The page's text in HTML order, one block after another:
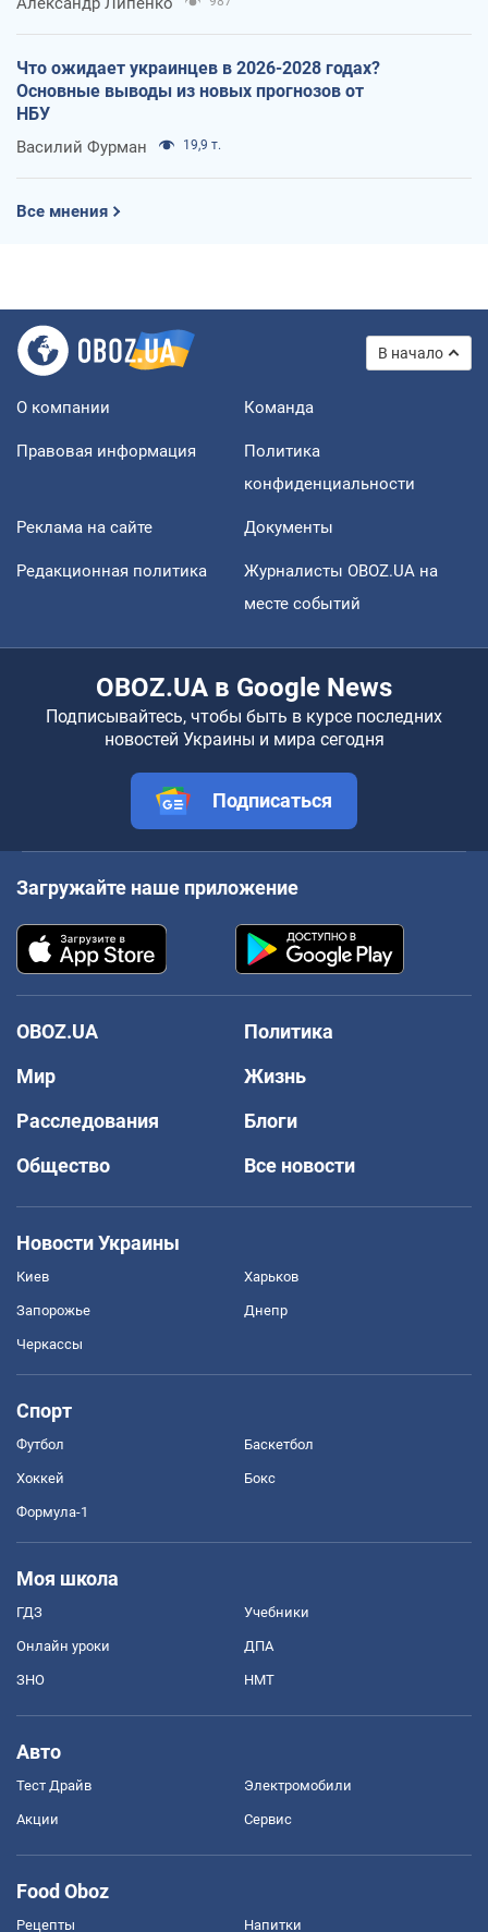
Что ожидает украинцев в 2026-2028 годах?
Основные выводы из новых прогнозов от
НБУ
Василий Фурман 19,9 т.
Все мнения
В начало
О компании Команда
Правовая информация
Политика
конфиденциальности
Реклама на сайте Документы
Редакционная политика
Журналисты OBOZ.UA на
месте событий
OBOZ.UA в Google News
Подписывайтесь, чтобы быть в курсе последних
новостей Украины и мира сегодня
Подписаться
Загружайте наше приложение
OBOZ.UA
Политика
Мир
Жизнь
Расследования
Блоги
Общество
Все новости
Новости Украины
Киев Харьков
Запорожье Днепр
Черкассы
Спорт
Футбол Баскетбол
Хоккей Бокс
Формула-1
Моя школа
ГДЗ Учебники
Онлайн уроки ДПА
ЗНО НМТ
Авто
Тест Драйв Электромобили
Акции Сервис
Food Oboz
Рецепты Напитки